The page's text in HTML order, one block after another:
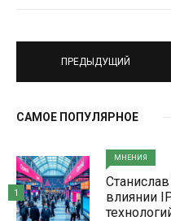
ПРЕДЫДУЩИЙ
САМОЕ ПОПУЛЯРНОЕ
МНЕНИЯ
влиянии
1